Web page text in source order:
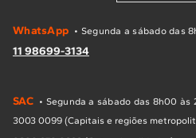
WhatsApp • Segunda a sábado das
11 98699-3134
SAC • Segunda a sábado das 8h00 às
3003 0099 (Capitais e regiões